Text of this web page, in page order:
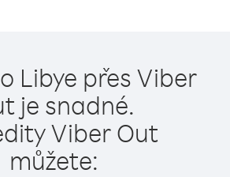
Libye přes Viber
je snadné.
Viber Out
můžete: